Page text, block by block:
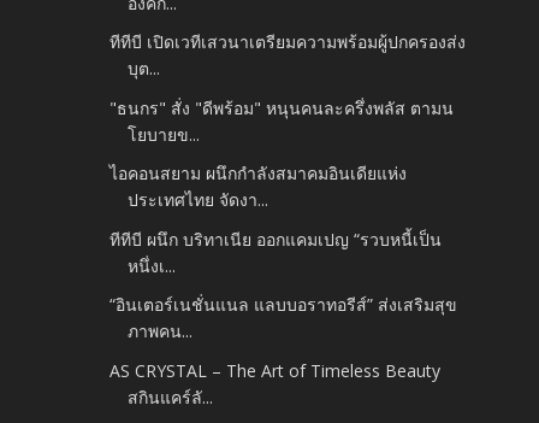
ทีทีบี เปิดเวทีเสวนาเตรียมความพร้อมผู้ปกครองส่ง
บุต...
"ธนกร" สั่ง "ดีพร้อม" หนุนคนละครึ่งพลัส ตามน
โยบายข...
ไอคอนสยาม ผนึกกำลังสมาคมอินเดียแห่ง
ประเทศไทย จัดงา...
ทีทีบี ผนึก บริทาเนีย ออกแคมเปญ “รวบหนี้เป็น
หนึ่งเ...
“อินเตอร์เนชั่นแนล แลบบอราทอรีส์” ส่งเสริมสุข
ภาพคน...
AS CRYSTAL – The Art of Timeless Beauty
สกินแคร์ลั...